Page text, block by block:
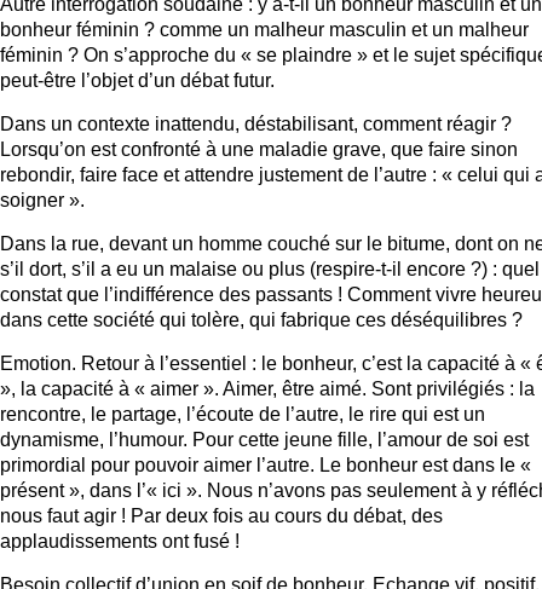
Autre interrogation soudaine : y a-t-il un bonheur masculin et un
bonheur féminin ? comme un malheur masculin et un malheur
féminin ? On s’approche du « se plaindre » et le sujet
peut-être l’objet d’un débat futur.
Dans un contexte inattendu, déstabilisant, comment réagir ?
Lorsqu’on est confronté à une maladie grave, que faire sinon
rebondir, faire face et attendre justement de l’autre : « celui qui
soigner ».
Dans la rue, devant un homme couché sur le bitume, dont on
s’il dort, s’il a eu un malaise ou plus (respire-t-il encore ?) :
constat que l’indifférence des passants ! Comment vivre
dans cette société qui tolère, qui fabrique ces déséquilibres ?
Emotion. Retour à l’essentiel : le bonheur, c’est la capacité à «
», la capacité à « aimer ». Aimer, être aimé. Sont privilégiés : la
rencontre, le partage, l’écoute de l’autre, le rire qui est un
dynamisme, l’humour. Pour cette jeune fille, l’amour de soi est
primordial pour pouvoir aimer l’autre. Le bonheur est dans le «
présent », dans l’« ici ». Nous n’avons pas seulement à y
nous faut agir ! Par deux fois au cours du débat, des
applaudissements ont fusé !
Besoin collectif d’union en soif de bonheur. Echange vif, positif,